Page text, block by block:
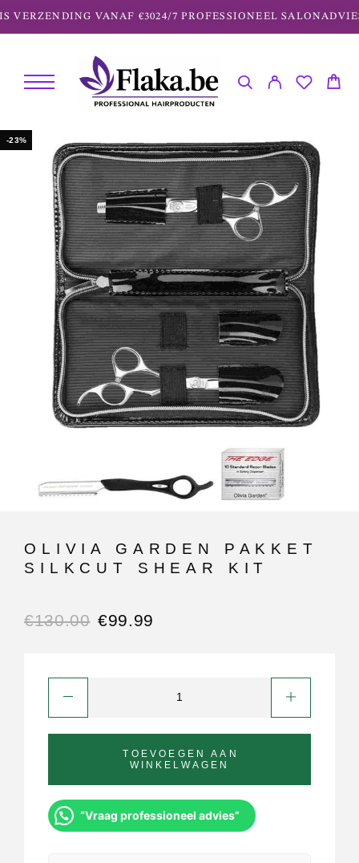
VERZENDING VANAF €3024/7 PROFESSIONEEL SALONADVIES
-23%
OLIVIA GARDEN PAKKET
SILKCUT SHEAR KIT
€130.00 €99.99
TOEVOEGEN AAN
WINKELWAGEN
“Vraag professioneel advies”